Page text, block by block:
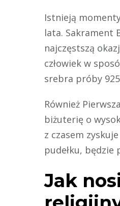
Istnieją
lata. Sakrament
najczęstszą
człowiek w
srebra próby
Również
biżuterię o
z czasem
pudełku, będzie
Jak